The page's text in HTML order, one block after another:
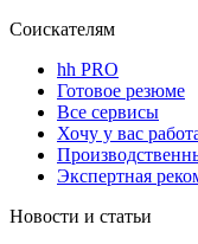
Соискателям
hh PRO
Готовое резюме
Все сервисы
Хочу у вас
Экспертная
Новости и статьи